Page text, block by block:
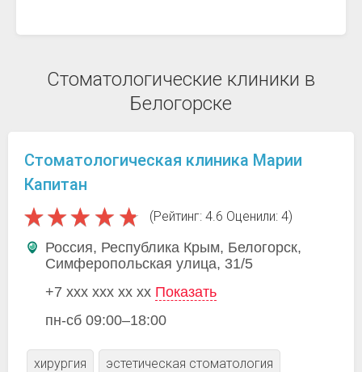
Стоматологические клиники в
Белогорске
Стоматологическая клиника Марии
Капитан
(Рейтинг: 4.6 Оценили: 4)
Россия, Республика Крым, Белогорск,
Симферопольская улица, 31/5
+7 xxx xxx xx xx Показать
пн-сб 09:00–18:00
хирургия эстетическая стоматология